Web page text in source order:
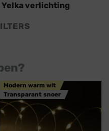
Yelka verlichting
Modern warm wit
Transparant snoer